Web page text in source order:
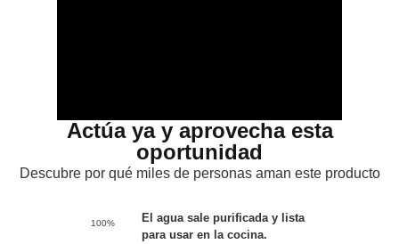
Actúa ya y aprovecha esta
oportunidad
Descubre por qué miles de personas aman este producto
100%
El agua sale purificada y lista
para usar en la cocina.